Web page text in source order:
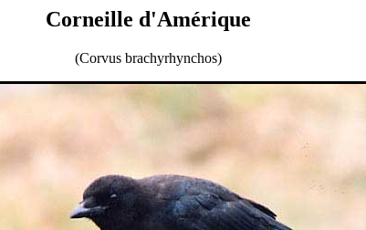
Corneille d'Amérique
(Corvus brachyrhynchos)